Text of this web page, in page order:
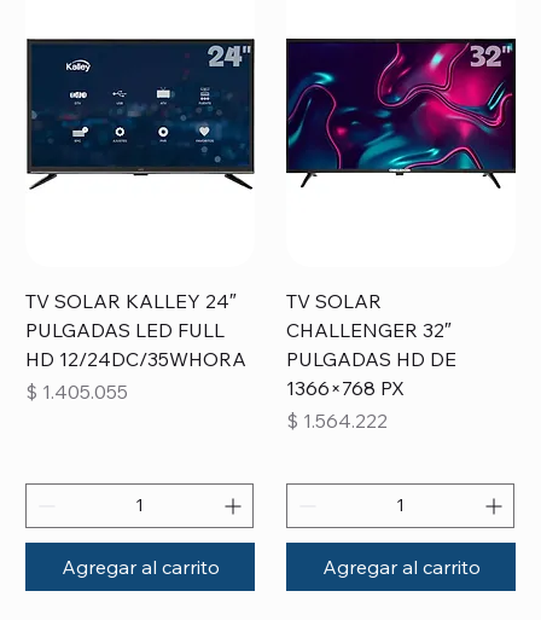
TV SOLAR KALLEY 24″
PULGADAS LED FULL
HD 12/24DC/35WHORA
Precio
$ 1.405.055
Agregar al carrito
TV SOLAR
CHALLENGER 32″
PULGADAS HD DE
1366×768 PX
Precio
$ 1.564.222
Agregar al carrito